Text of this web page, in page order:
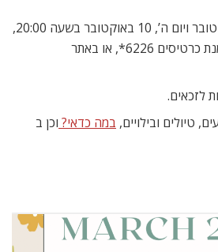
דון ג’ובאני, יום א’, 6 באוקטובר ויום ה’, 10 באוקטובר בשעה 20:00,
מגדל דוד, ירושלים . להזמנת כרטיסים 6226*, או באתר
טיולים ובילויים, במה כדאי? וכן ב